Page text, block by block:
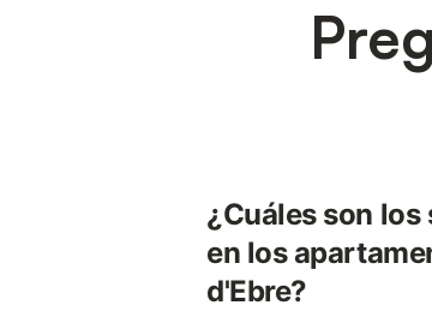
¿Cuáles son
en los
d'Ebre?